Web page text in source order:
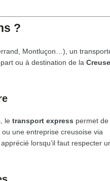
?
Montluçon…), un
ou à destination de la Creuse
le transport express permet de
une entreprise creusoise via
lorsqu’il faut respecter